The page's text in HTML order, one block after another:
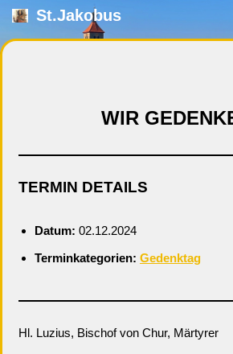
Zum
St.Jakobus
WIR
TERMIN DETAILS
Datum: 02.12.2024
Terminkategorien: Gedenktag
Hl. Luzius, Bischof von Chur, Märtyrer